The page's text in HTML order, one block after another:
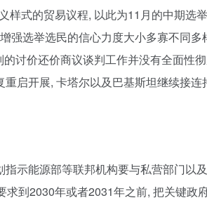
式的贸易议程, 以此为11月的中期选
强选举选民的信心力度大小多寡不同
讨价还价商议谈判工作并没有全面性
启开展, 卡塔尔以及巴基斯坦继续接
示能源部等联邦机构要与私营部门以
到2030年或者2031年之前, 把关键政